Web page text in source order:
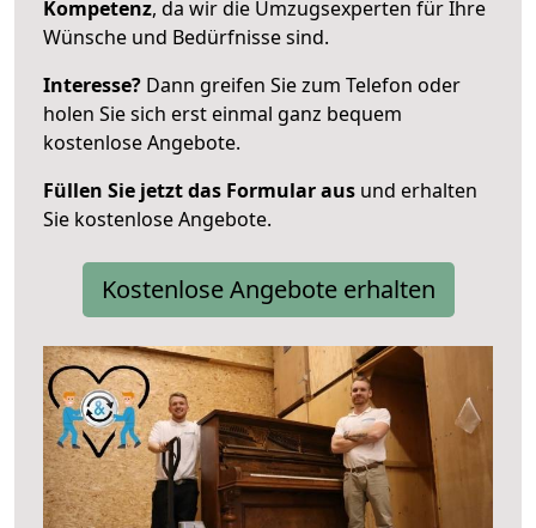
Kompetenz, da wir die Umzugsexperten für Ihre
Wünsche und Bedürfnisse sind.
Interesse? Dann greifen Sie zum Telefon oder
holen Sie sich erst einmal ganz bequem
kostenlose Angebote.
Füllen Sie jetzt das Formular aus und erhalten
Sie kostenlose Angebote.
Kostenlose Angebote erhalten